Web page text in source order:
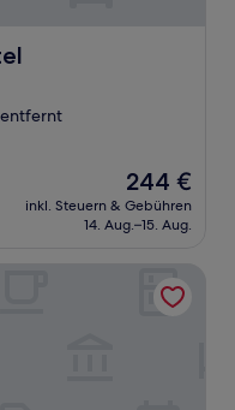
entfernt
Der
Preis
beträgt
244 €
inkl. Steuern & Gebühren
14. Aug.–15. Aug.